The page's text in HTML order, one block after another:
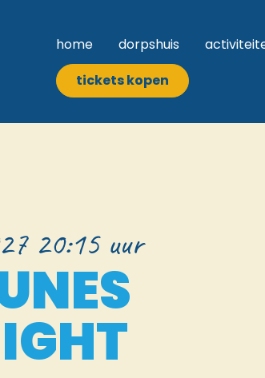
home dorpshuis
tickets kopen
20:15 uur